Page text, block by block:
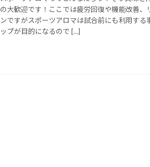
の大歓迎です！⁡ここでは疲労回復や機能改善、
ンですがスポーツアロマは試合前にも利用する
ップが目的になるので […]